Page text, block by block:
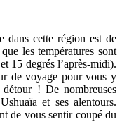
dans cette région est de
les températures sont
15 degrés l’après-midi).
de voyage pour vous y
! De nombreuses
et ses alentours.
de vous sentir coupé du